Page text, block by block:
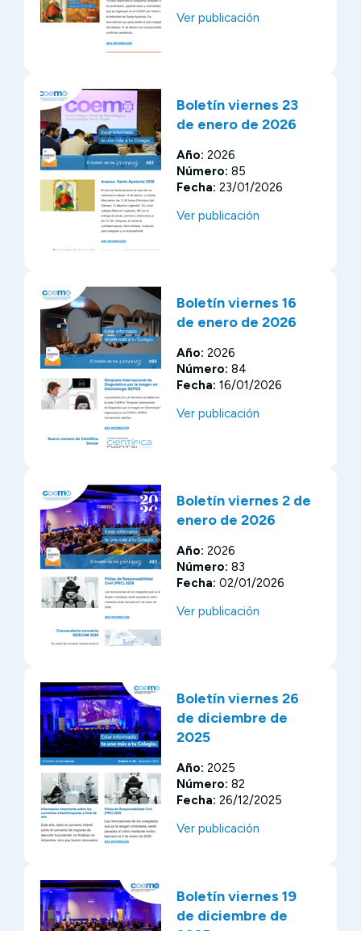
Ver publicación
Boletín viernes 23
de enero de 2026
Año: 2026
Número: 85
Fecha: 23/01/2026
Ver publicación
Boletín viernes 16
de enero de 2026
Año: 2026
Número: 84
Fecha: 16/01/2026
Ver publicación
Boletín viernes 2 de
enero de 2026
Año: 2026
Número: 83
Fecha: 02/01/2026
Ver publicación
Boletín viernes 26
de diciembre de
2025
Año: 2025
Número: 82
Fecha: 26/12/2025
Ver publicación
Boletín viernes 19
de diciembre de